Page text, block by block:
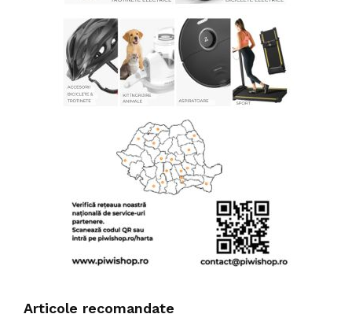
Articole recomandate